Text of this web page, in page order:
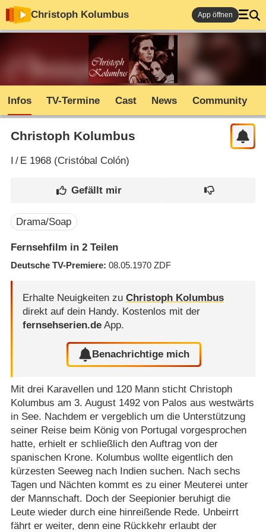
Christoph Kolumbus App öffnen
Infos TV-Termine Cast News Community
Christoph Kolumbus
/ E1968 (Cristóbal Colón)
Drama/Soap
Fernsehfilm in 2 Teilen
Deutsche TV-Premiere 08.05.1970 ZDF
Erhalte Neuigkeiten zu Christoph Kolumbus
direkt auf dein Handy. Kostenlos mit der
fernsehserien.deApp.
Benachrichtige mich
Mit drei Karavellen und 120 Mann sticht Christoph
Kolumbus am 3. August 1492 von Palos aus westwärts
in See. Nachdem er vergeblich um die Unterstützung
seiner Reise beim König von Portugal vorgesprochen
hatte, erhielt er schließlich den Auftrag von der
spanischen Krone. Kolumbus wollte eigentlich den
kürzesten Seeweg nach Indien suchen. Nach sechs
Tagen und Nächten kommt es zu einer Meuterei unter
der Mannschaft. Doch der Seepionier beruhigt die
Leute wieder durch eine hinreißende Rede. Unbeirrt
fährt er weiter, denn eine Rückkehr erlaubt der